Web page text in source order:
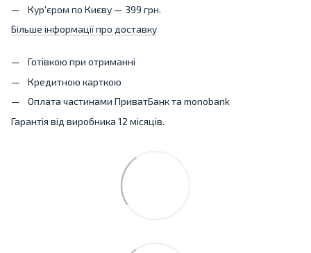
Кур'єром по Києву — 399 грн.
Більше інформації про доставку
Готівкою при отриманні
Кредитною карткою
Оплата частинами ПриватБанк та monobank
Гарантія від виробника 12 місяців.